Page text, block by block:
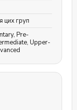
цих груп
, Pre-
, Upper-